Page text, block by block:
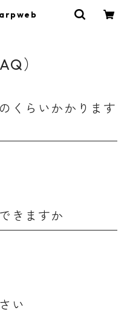
）
くらいかかります
きますか
い